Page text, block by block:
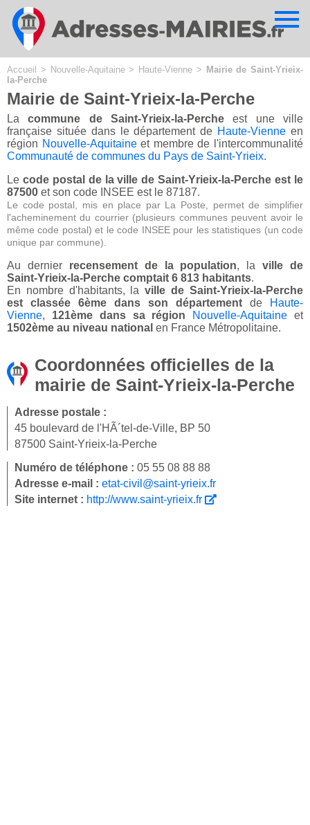
Accueil > Nouvelle-Aquitaine> Haute-Vienne > Mairie de Saint-Yrieix-
la-Perche
Mairie de Saint-Yrieix-la-Perche
Lacommune de Saint-Yrieix-la-Perche est une ville
française située dans le département de Haute-Vienne en
région Nouvelle-Aquitaineet membre de l'intercommunalité
Communauté de communes du Pays de Saint-Yrieix.
Le code postal de la ville de Saint-Yrieix-la-Perche est le
87500 et son code INSEE est le 87187.
Le code postal, mis en place par La Poste, permet de simplifier
l'acheminement du courrier (plusieurs communes peuvent avoir le
même code postal) et le code INSEE pour les statistiques (un code
unique par commune).
Au dernier recensement de la population, laville de
Saint-Yrieix-la-Perche comptait 6 813 habitants.
En nombre d'habitants, laville de Saint-Yrieix-la-Perche
est classée 6ème dans son département de
Haute-
Vienne, 121ème dans sa région Nouvelle-Aquitaine et
1502ème au niveau national en France Métropolitaine.
Coordonnées officielles de la
mairie de Saint-Yrieix-la-Perche
Adresse postale :
45 boulevard de l'HÃ´tel-de-Ville, BP 50
87500 Saint-Yrieix-la-Perche
Numéro de téléphone : 05 55 08 88 88
Adresse e-mail : etat-civil@saint-yrieix.fr
Site internet : http://www.saint-yrieix.fr
Cookies management panel